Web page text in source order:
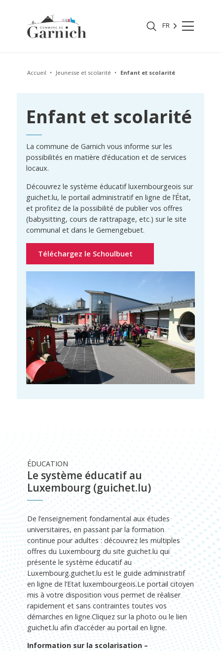
FR
Accueil Jeunesse et scolarité Enfant et scolarité
Enfant et scolarité
La commune de Garnich vous informe sur les
possibilités en matière d’éducation et de services
locaux.
Découvrez le système éducatif luxembourgeois sur
guichet.lu, le portail administratif en ligne de l’État,
et profitez de la possibilité de publier vos offres
(babysitting, cours de rattrapage, etc.) sur le site
communal et dans le Gemengebuet.
Téléchargez le Schoulbuet
Le système éducatif au
Luxembourg (guichet.lu)
ÉDUCATION
De l’enseignement fondamental aux études
universitaires, en passant par la formation
continue pour adultes : découvrez les multiples
offres du Luxembourg du site guichet.lu qui
présente le système éducatif au
Luxembourg.guichet.lu est le guide administratif
en ligne de l’Etat luxembourgeois.Le portail citoyen
mis à votre disposition vous permet de réaliser
rapidement et sans contraintes toutes vos
démarches en ligne.Cliquez sur la photo ou le lien
guichet.lu afin d’accéder au portail en ligne.
Information sur la scolarisation –